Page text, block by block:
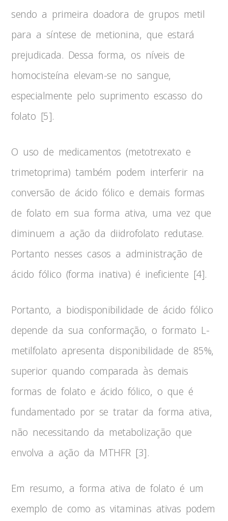
sendo a primeira doadora de grupos metil
para a síntese de metionina, que estará
prejudicada. Dessa forma, os níveis de
homocisteína elevam-se no sangue,
especialmente pelo suprimento escasso do
folato [5].
O uso de medicamentos (metotrexato e
trimetoprima) também podem interferir na
conversão de ácido fólico e demais formas
de folato em sua forma ativa, uma vez que
diminuem a ação da diidrofolato redutase.
Portanto nesses casos a administração de
ácido fólico (forma inativa) é ineficiente [4].
Portanto, a biodisponibilidade de ácido fólico
depende da sua conformação, o formato L-
metilfolato apresenta disponibilidade de 85%,
superior quando comparada às demais
formas de folato e ácido fólico, o que é
fundamentado por se tratar da forma ativa,
não necessitando da metabolização que
envolva a ação da MTHFR [3].
Em resumo, a forma ativa de folato é um
exemplo de como as vitaminas ativas podem